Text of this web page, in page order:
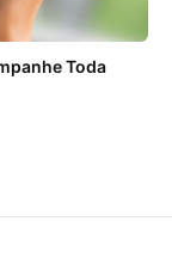
Toda